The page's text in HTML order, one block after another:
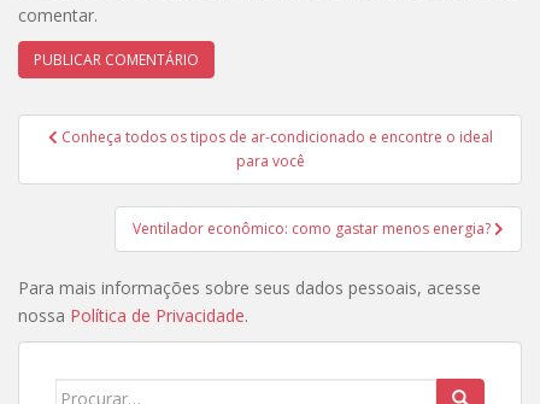
comentar.
Navegação
Post
Conheça todos os tipos de ar-condicionado e encontre o ideal
para você
Ventilador econômico: como gastar menos energia?
Para mais informações sobre seus dados pessoais, acesse
nossa Política de Privacidade.
Search